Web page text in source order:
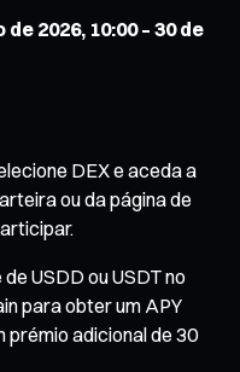
2026, 10:00 – 30 de
DEX e aceda a
ou da página de
USDD ou USDT no
para obter um APY
prémio adicional de 30